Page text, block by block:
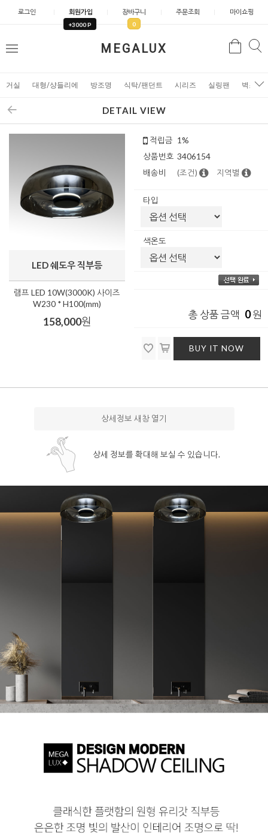
로그인 회원가입
+3000 P
장바구니
0
주문조회 마이쇼핑
MEGALUX
메
검
거실 대형/샹들리에 방조명 식탁/팬던트 시리즈 실링팬 벽조명
DETAIL VIEW
LED 쉐도우 직부등
램프 LED 10W(3000K) 사이즈
W230 * H100(mm)
158,000원
적립금 1%
상품번호 3406154
배송비
(조건) 지역별
타입
색온도
총 상품 금액 0원
BUY IT NOW
상세정보 새창 열기
상세 정보를 확대해 보실 수 있습니다.